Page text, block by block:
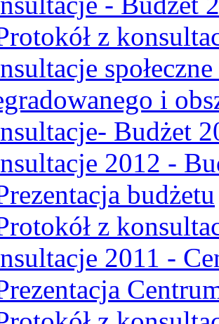
z
i
Budżet
2012 -
budżetu
z
2011 -